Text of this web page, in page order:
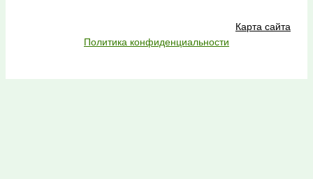
Карта сайта
Политика конфиденциальности